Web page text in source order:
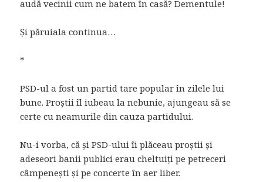
audă vecinii cum ne batem în casă? Dementule!
Și păruiala continua…
*
PSD-ul a fost un partid tare popular în zilele lui
bune. Proștii îl iubeau la nebunie, ajungeau să se
certe cu neamurile din cauza partidului.
Nu-i vorba, că și PSD-ului îi plăceau proștii și
adeseori banii publici erau cheltuiți pe petreceri
câmpenești și pe concerte în aer liber.